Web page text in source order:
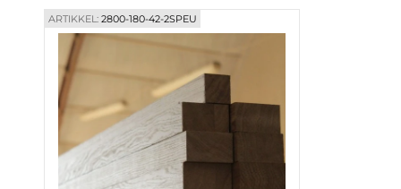
ARTIKKEL:2800-180-42-2SPEU